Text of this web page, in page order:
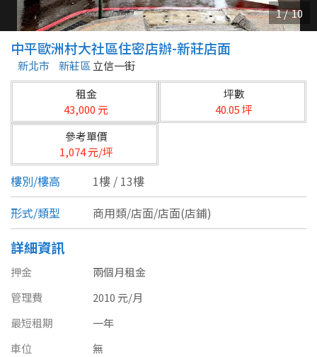
縣市
不限
台北市
基隆市
新北市
宜蘭縣
桃園市
台中市
區域
類型(可複選)
不拘
透天厝
農舍 辦公
中平歐洲村大社區住密店辦-新莊店面
新北市 新莊區 立信一街
租金
43,000 元
坪數
40.05 坪
參考單價
1,074 元/坪
樓別/樓高
1樓 / 13樓
形式/類型
商用類/店面/店面(店鋪)
詳細資訊
押金
兩個月租金
管理費
2010 元/月
最短租期
一年
車位
無